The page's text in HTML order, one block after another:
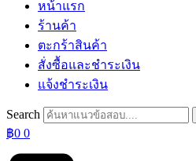
หน้าแรก
ร้านค้า
ตะกร้าสินค้า
สั่งซื้อและชำระเงิน
แจ้งชำระเงิน
Search
฿0 0